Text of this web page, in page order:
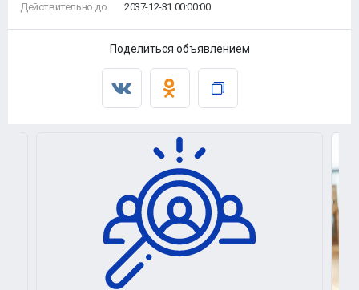
Действительно до
2037-12-31 00:00:00
Поделиться объявлением